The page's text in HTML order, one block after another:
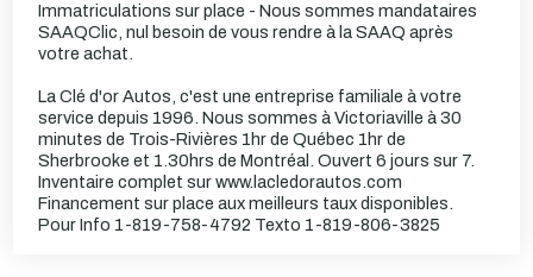
Immatriculations sur place - Nous sommes mandataires
SAAQClic, nul besoin de vous rendre à la SAAQ après
votre achat.
La Clé d'or Autos, c'est une entreprise familiale à votre
service depuis 1996. Nous sommes à Victoriaville à 30
minutes de Trois-Rivières 1hr de Québec 1hr de
Sherbrooke et 1.30hrs de Montréal. Ouvert 6 jours sur 7.
Inventaire complet sur www.lacledorautos.com
Financement sur place aux meilleurs taux disponibles.
Pour Info 1-819-758-4792 Texto 1-819-806-3825